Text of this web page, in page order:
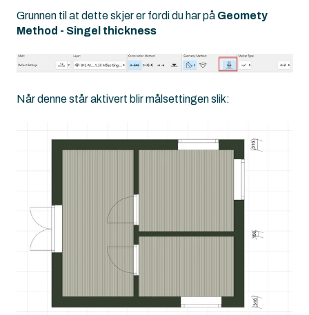
Grunnen til at dette skjer er fordi du har på Geomety
Method - Singel thickness
Når denne står aktivert blir målsettingen slik: